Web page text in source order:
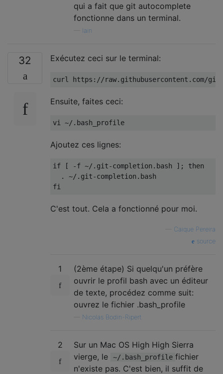
qui a fait que git autocomplete
fonctionne dans un terminal.
Iain
32 Exécutez ceci sur le terminal:
curl https : //raw.githubusercontent.com/
Ensuite, faites ceci:
vi ~/. bash_profile
Ajoutez ces lignes:
if [ -f ~/. git-completion . bash ];
then
.
~/. git-completion . bash
fi
C'est tout. Cela a fonctionné pour moi.
Caique Pereira
source
1
(2ème étape) Si quelqu'un préfère
ouvrir le profil bash avec un éditeur
de texte, procédez comme suit:
ouvrez le fichier .bash_profile
Nicolas Bodin-Ripert
2
Sur un Mac OS High High Sierra
vierge, le
~/.bash_profile fichier
n'existe pas. C'est bien, il suffit de